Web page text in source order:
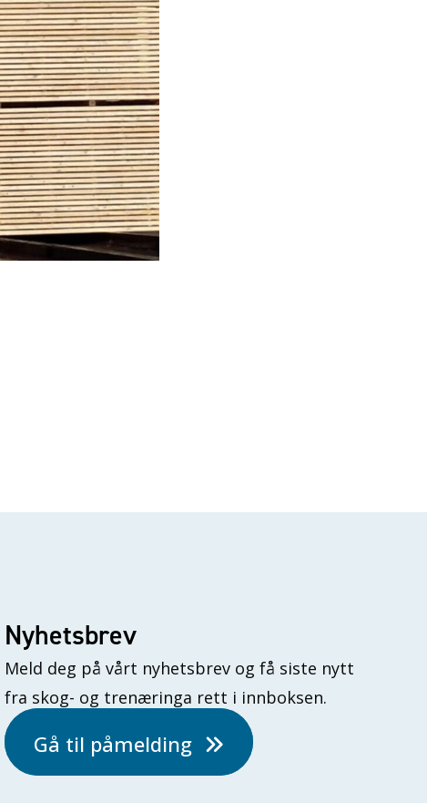
Nyhetsbrev
Meld deg på vårt nyhetsbrev og få siste nytt
fra skog- og trenæringa rett i innboksen.
Gå til påmelding